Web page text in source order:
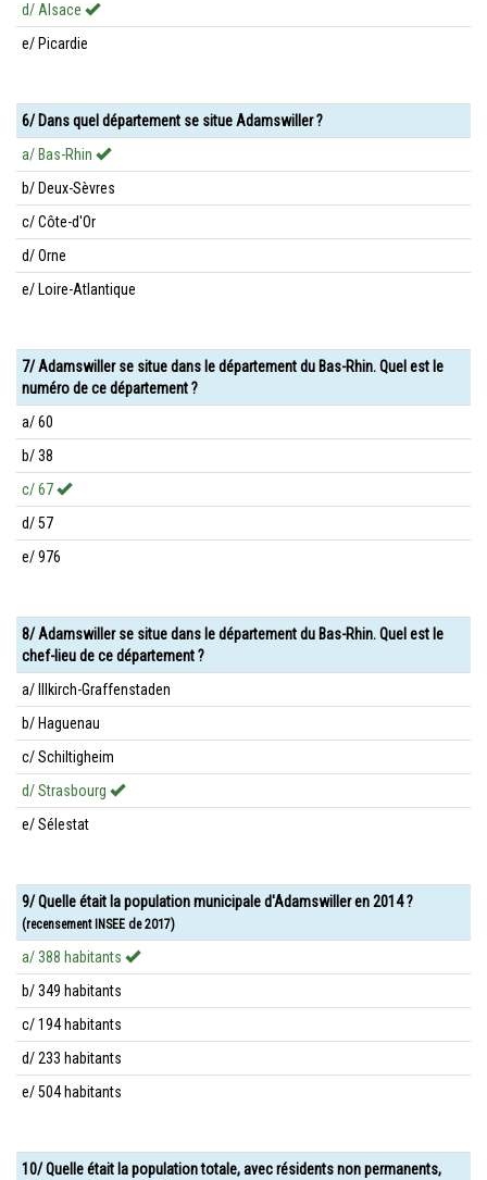
d/ Alsace
e/ Picardie
6/ Dans quel département se situe Adamswiller ?
a/ Bas-Rhin
b/ Deux-Sèvres
c/ Côte-d'Or
d/ Orne
e/ Loire-Atlantique
7/ Adamswiller se situe dans le département du Bas-Rhin. Quel est le
numéro de ce département ?
a/ 60
b/ 38
c/ 67
d/ 57
e/ 976
8/ Adamswiller se situe dans le département du Bas-Rhin. Quel est le
chef-lieu de ce département ?
a/ Illkirch-Graffenstaden
b/ Haguenau
c/ Schiltigheim
d/ Strasbourg
e/ Sélestat
9/ Quelle était la population municipale d'Adamswiller en 2014 ?
(recensement INSEE de 2017)
a/ 388 habitants
b/ 349 habitants
c/ 194 habitants
d/ 233 habitants
e/ 504 habitants
10/ Quelle était la population totale, avec résidents non permanents,